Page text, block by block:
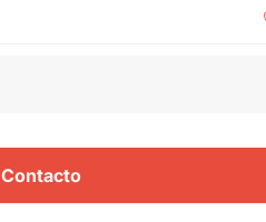
Contacto